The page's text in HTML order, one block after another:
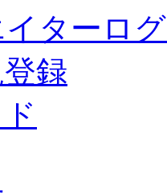
ターロ
録